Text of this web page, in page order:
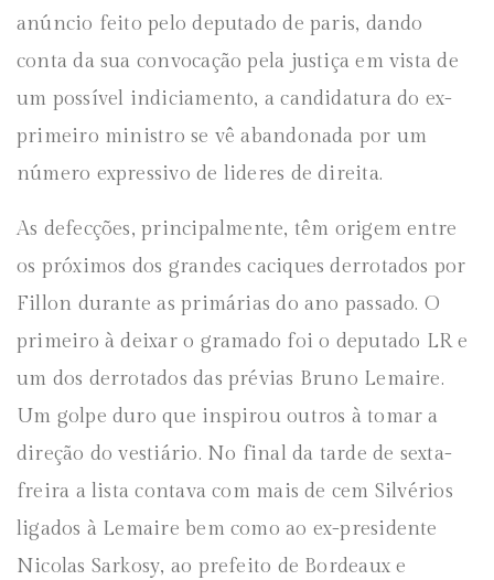
anúncio feito pelo deputado de paris, dando
conta da sua convocação pela justiça em vista de
um possível indiciamento, a candidatura do ex-
primeiro ministro se vê abandonada por um
número expressivo de lideres de direita.
As defecções, principalmente, têm origem entre
os próximos dos grandes caciques derrotados por
Fillon durante as primárias do ano passado. O
primeiro à deixar o gramado foi o deputado LR e
um dos derrotados das prévias Bruno Lemaire.
Um golpe duro que inspirou outros à tomar a
direção do vestiário. No final da tarde de sexta-
freira a lista contava com mais de cem Silvérios
ligados à Lemaire bem como ao ex-presidente
Nicolas Sarkosy, ao prefeito de Bordeaux e